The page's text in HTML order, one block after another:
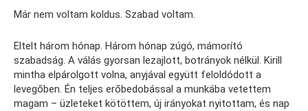
Már nem voltam koldus. Szabad voltam.
Eltelt három hónap. Három hónap zúgó, mámorító
szabadság. A válás gyorsan lezajlott, botrányok nélkül. Kirill
mintha elpárolgott volna, anyjával együtt feloldódott a
levegőben. Én teljes erőbedobással a munkába vetettem
magam – üzleteket kötöttem, új irányokat nyitottam, és nap